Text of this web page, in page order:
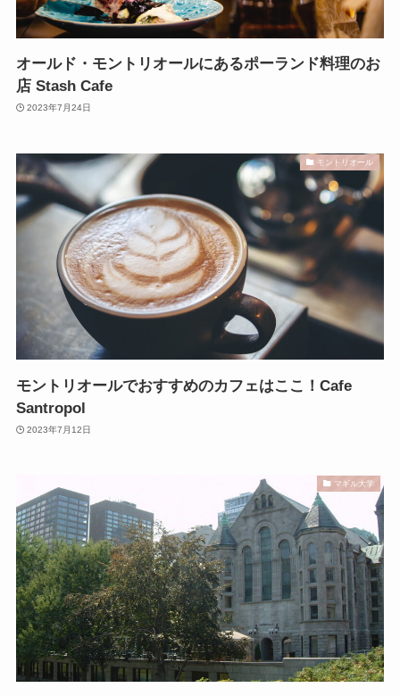
オールド・モントリオールにあるポーランド料理のお
店 Stash Cafe
2023年7月24日
モントリオール
モントリオールでおすすめのカフェはここ！Cafe
Santropol
2023年7月12日
マギル大学